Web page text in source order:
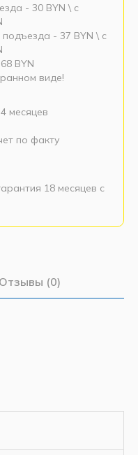
- 30 BYN \ c
- 37 BYN \ c
BYN
виде!
месяцев
по факту
18 месяцев с
Отзывы (0)